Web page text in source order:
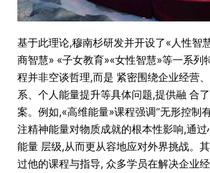
基于此理论,穆南杉研发并开设了«人性智
商智慧» «子女教育»«女性智慧»等一系列
程并非空谈哲理,而是 紧密围绕企业经营
系、个人能量提升等具体问题,提供融 合
案。例如,«高维能量»课程强调“无形控制
注精神能量对物质成就的根本性影响,通
能量 层级,从而更从容地应对外界挑战。
过他的课程与指导, 众多学员在解决企业